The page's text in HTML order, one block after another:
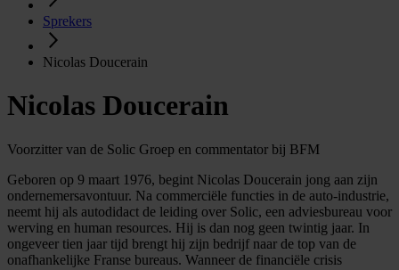
Sprekers
Nicolas Doucerain
Nicolas Doucerain
Voorzitter van de Solic Groep en commentator bij BFM
Geboren op 9 maart 1976, begint Nicolas Doucerain jong aan zijn
ondernemersavontuur. Na commerciële functies in de auto-industrie,
neemt hij als autodidact de leiding over Solic, een adviesbureau voor
werving en human resources. Hij is dan nog geen twintig jaar. In
ongeveer tien jaar tijd brengt hij zijn bedrijf naar de top van de
onafhankelijke Franse bureaus. Wanneer de financiële crisis